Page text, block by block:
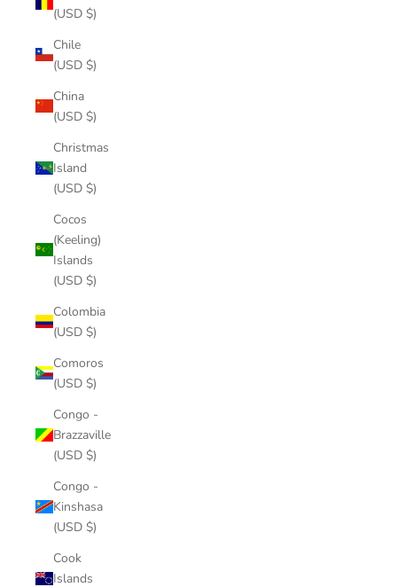
(USD $)
Chile
(USD $)
China
(USD $)
Christmas
Island
(USD $)
Cocos
(Keeling)
Islands
(USD $)
Colombia
(USD $)
Comoros
(USD $)
Congo -
Brazzaville
(USD $)
Congo -
Kinshasa
(USD $)
Cook
Islands